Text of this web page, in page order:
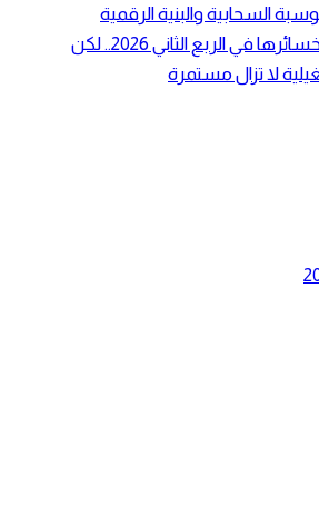
السحابية والبنية الرقمية
سابك تقلص خسائرها في الربع الثاني 2026.. لكن
لا تزال مستمرة